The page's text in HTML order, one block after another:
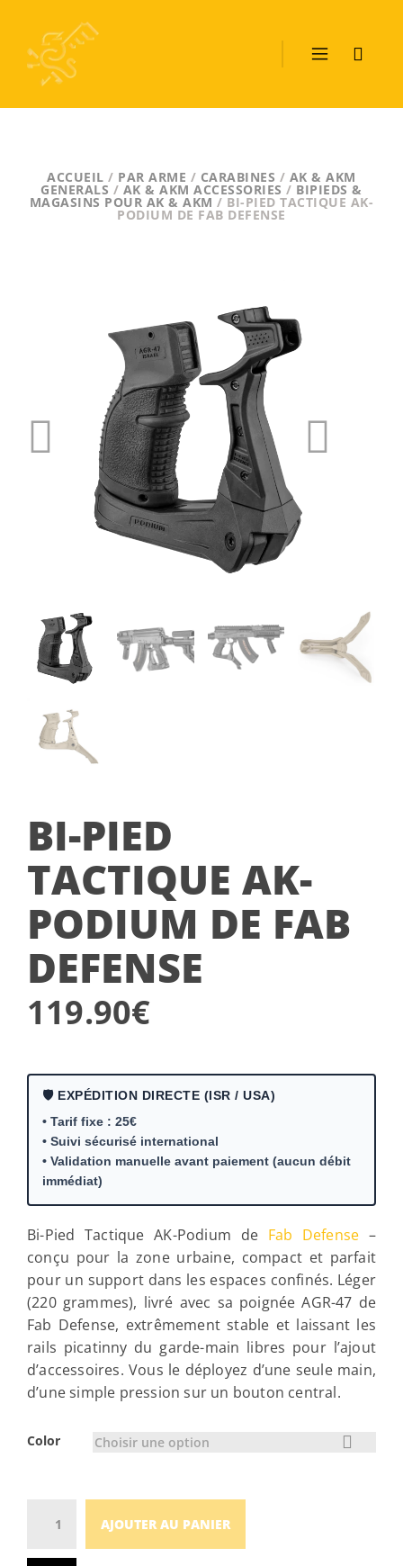
ACCUEIL / PAR ARME / CARABINES / AK & AKM
GENERALS / AK & AKM ACCESSORIES / BIPIEDS &
MAGASINS POUR AK & AKM / BI-PIED TACTIQUE AK-
PODIUM DE FAB DEFENSE
BI-PIED
TACTIQUE AK-
PODIUM DE FAB
DEFENSE
119.90€
🛡️ EXPÉDITION DIRECTE (ISR / USA)
• Tarif fixe : 25€
• Suivi sécurisé international
• Validation manuelle avant paiement (aucun débit
immédiat)
Bi-Pied Tactique AK-Podium de Fab Defense –
conçu pour la zone urbaine, compact et parfait
pour un support dans les espaces confinés. Léger
(220 grammes), livré avec sa poignée AGR-47 de
Fab Defense, extrêmement stable et laissant les
rails picatinny du garde-main libres pour l’ajout
d’accessoires. Vous le déployez d’une seule main,
d’une simple pression sur un bouton central.
Color Choisir une option
AJOUTER AU PANIER